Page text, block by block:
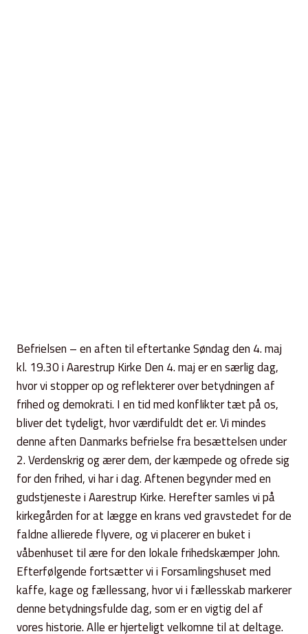
Befrielsen – en aften til eftertanke Søndag den 4. maj
kl. 19.30 i Aarestrup Kirke Den 4. maj er en særlig dag,
hvor vi stopper op og reflekterer over betydningen af
frihed og demokrati. I en tid med konflikter tæt på os,
bliver det tydeligt, hvor værdifuldt det er. Vi mindes
denne aften Danmarks befrielse fra besættelsen under
2. Verdenskrig og ærer dem, der kæmpede og ofrede sig
for den frihed, vi har i dag. Aftenen begynder med en
gudstjeneste i Aarestrup Kirke. Herefter samles vi på
kirkegården for at lægge en krans ved gravstedet for de
faldne allierede flyvere, og vi placerer en buket i
våbenhuset til ære for den lokale frihedskæmper John.
Efterfølgende fortsætter vi i Forsamlingshuset med
kaffe, kage og fællessang, hvor vi i fællesskab markerer
denne betydningsfulde dag, som er en vigtig del af
vores historie. Alle er hjerteligt velkomne til at deltage.